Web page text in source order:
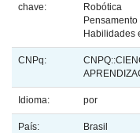
chave:
Robótica
Habilidades
CNPq:
Idioma: por
País: Brasil